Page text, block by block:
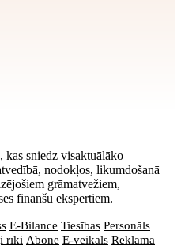
kas sniedz visaktuālāko
nodokļos, likumdošanā
grāmatvežiem,
finanšu ekspertiem.
E-Bilance Tiesības Personāls
rīki Abonē E-veikals Reklāma